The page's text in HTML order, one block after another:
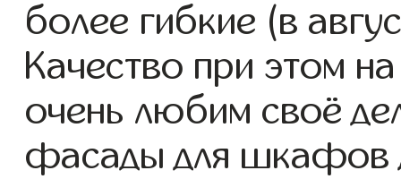
более гибкие (в
Качество при этом
очень любим своё
фасады для шкафов